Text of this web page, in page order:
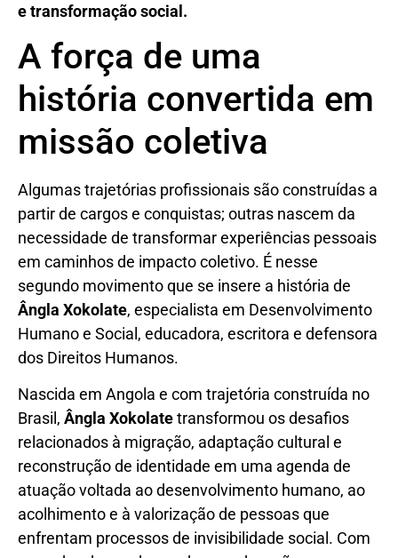
e transformação social.
A força de uma
história convertida em
missão coletiva
Algumas trajetórias profissionais são construídas a
partir de cargos e conquistas; outras nascem da
necessidade de transformar experiências pessoais
em caminhos de impacto coletivo. É nesse
segundo movimento que se insere a história de
Ângla Xokolate, especialista em Desenvolvimento
Humano e Social, educadora, escritora e defensora
dos Direitos Humanos.
Nascida em Angola e com trajetória construída no
Brasil, Ângla Xokolatetransformou os desafios
relacionados à migração, adaptação cultural e
reconstrução de identidade em uma agenda de
atuação voltada ao desenvolvimento humano, ao
acolhimento e à valorização de pessoas que
enfrentam processos de invisibilidade social. Com